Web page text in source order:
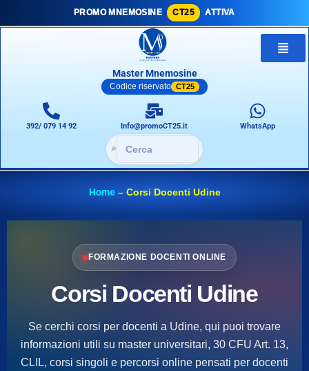
PROMO MNEMOSINE CT25 ATTIVA
Master Mnemosine
Codice riservato CT25
392/ 079 14 92 Info@promoCT25.it WhatsApp
🔎
Home– Corsi Docenti Udine
FORMAZIONE DOCENTI ONLINE
Corsi Docenti Udine
Se cerchi corsi per docenti a Udine, qui puoi trovare
informazioni utili su master universitari, 30 CFU Art. 13,
CLIL, corsi singoli e percorsi online pensati per docenti